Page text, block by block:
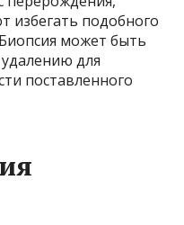
избегать подобного
может быть
для
поставленного